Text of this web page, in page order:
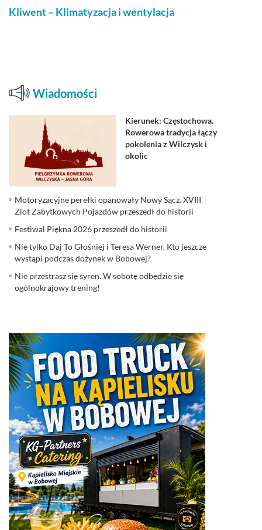
Kliwent – Klimatyzacja i wentylacja
Wiadomości
Kierunek: Częstochowa.
Rowerowa tradycja łączy
pokolenia z Wilczysk i
okolic
Motoryzacyjne perełki opanowały Nowy Sącz. XVIII
Zlot Zabytkowych Pojazdów przeszedł do historii
Festiwal Piękna 2026 przeszedł do historii
Nie tylko Daj To Głośniej i Teresa Werner. Kto jeszcze
wystąpi podczas dożynek w Bobowej?
Nie przestrasz się syren. W sobotę odbędzie się
ogólnokrajowy trening!